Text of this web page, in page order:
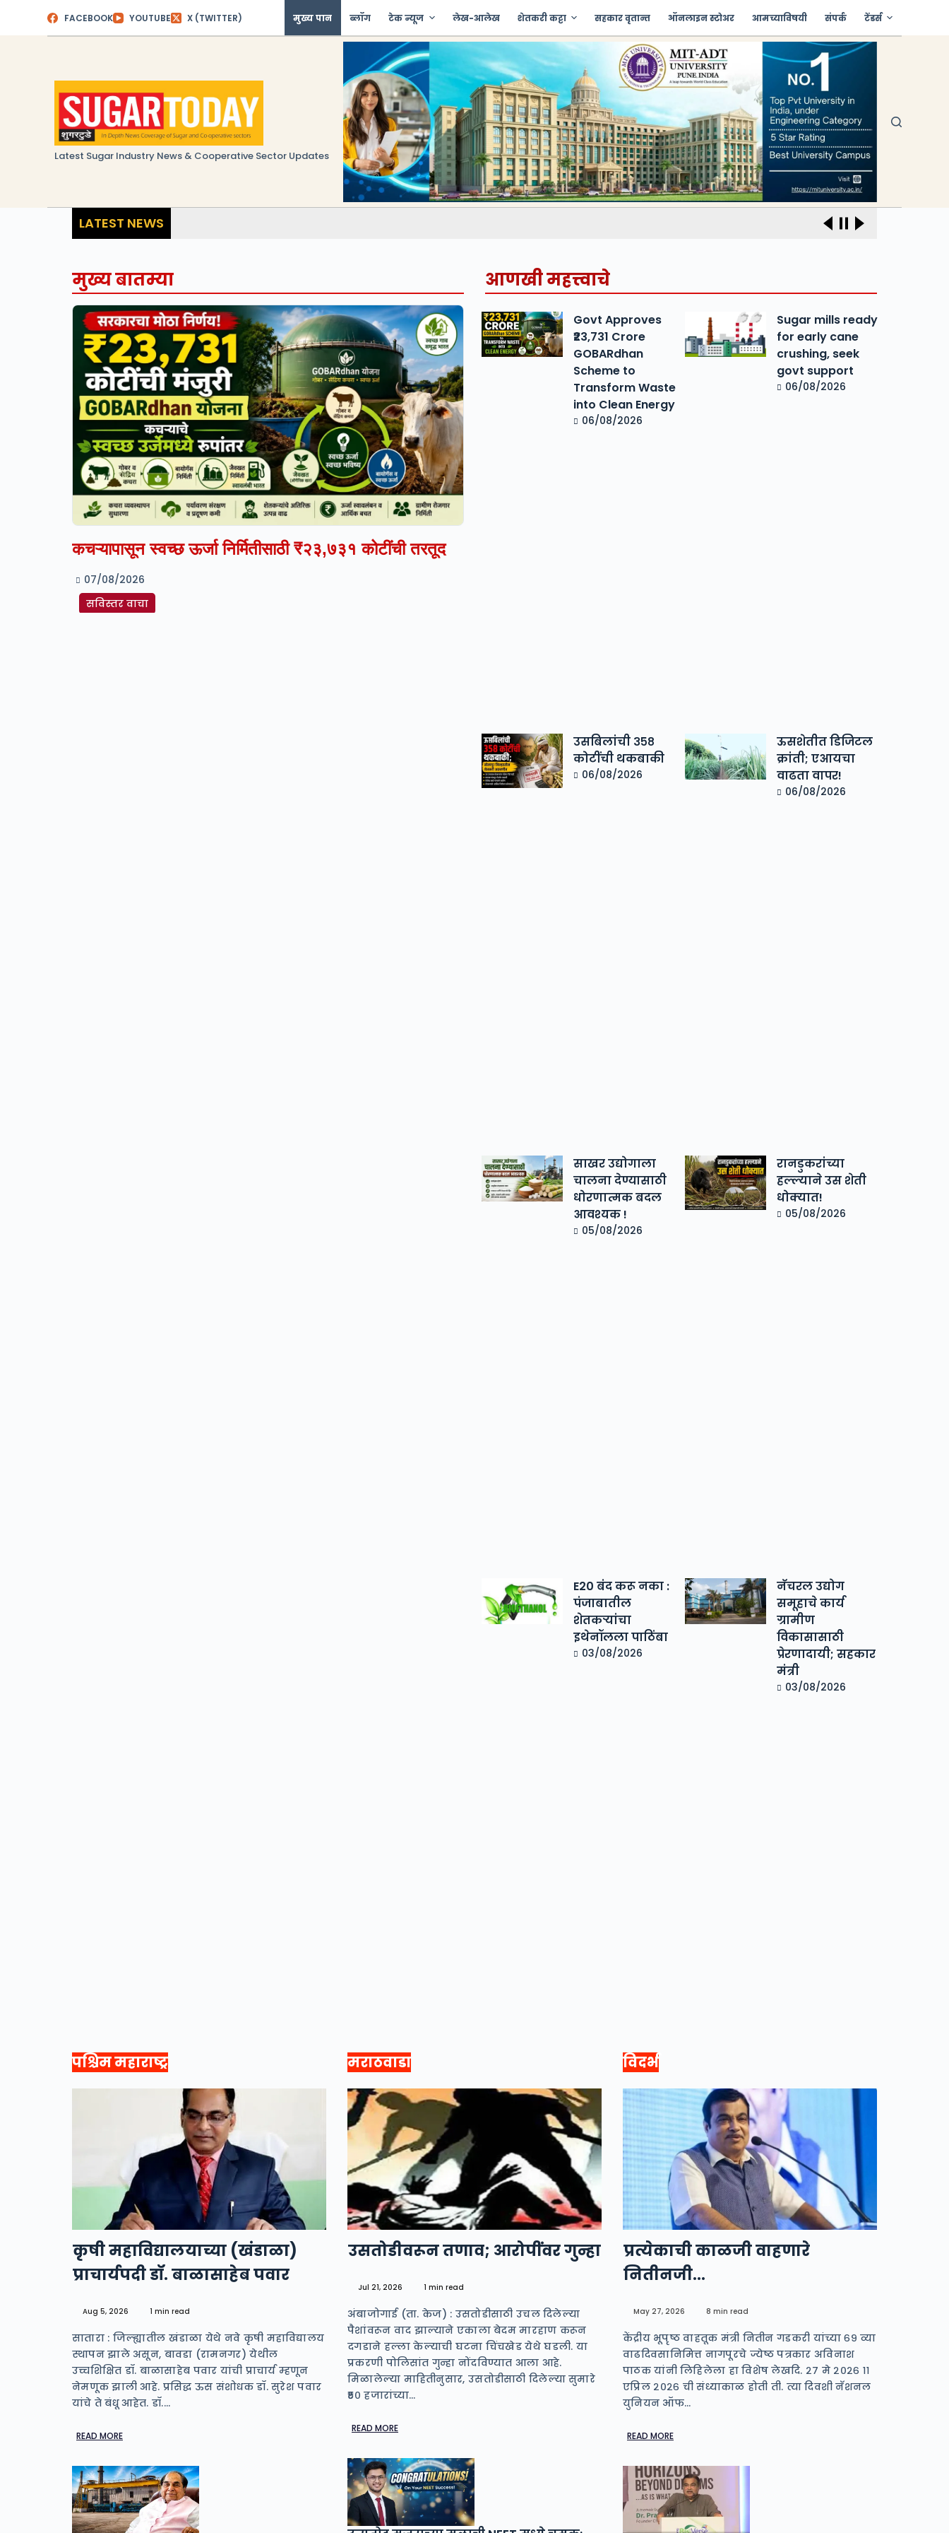
FACEBOOK YOUTUBE X (TWITTER) मुख्य पान ब्लॉग टेक न्यूज लेख-आलेख शेतकरी कट्टा सहकार वृतान्त ऑनलाइन स्टोअर आमच्याविषयी संपर्क टेंडर्स
Latest Sugar Industry News & Cooperative Sector Updates
LATEST NEWS
मुख्य बातम्या
कचऱ्यापासून स्वच्छ ऊर्जा निर्मितीसाठी ₹२३,७३१ कोटींची तरतूद
07/08/2026
सविस्तर वाचा
आणखी महत्त्वाचे
Govt Approves
₹23,731 Crore
GOBARdhan
Scheme to
Transform Waste
into Clean Energy
06/08/2026
Sugar mills ready
for early cane
crushing, seek
govt support
06/08/2026
उसबिलांची ३५८
कोटींची थकबाकी
06/08/2026
ऊसशेतीत डिजिटल
क्रांती; एआयचा
वाढता वापर!
06/08/2026
साखर उद्योगाला
चालना देण्यासाठी
धोरणात्मक बदल
आवश्यक !
05/08/2026
रानडुकरांच्या
हल्ल्याने उस शेती
धोक्यात!
05/08/2026
E20 बंद करू नका :
पंजाबातील
शेतकऱ्यांचा
इथेनॉलला पाठिंबा
03/08/2026
नॅचरल उद्योग
समूहाचे कार्य
ग्रामीण
विकासासाठी
प्रेरणादायी; सहकार
मंत्री
03/08/2026
पश्चिम महाराष्ट्र
कृषी महाविद्यालयाच्या (खंडाळा)
प्राचार्यपदी डॉ. बाळासाहेब पवार
Aug 5, 2026 1 min read
सातारा : जिल्ह्यातील खंडाळा येथे नवे कृषी महाविद्यालय
स्थापन झाले असून, बावडा (रामनगर) येथील
उच्चशिक्षित डॉ. बाळासाहेब पवार यांची प्राचार्य म्हणून
नेमणूक झाली आहे. प्रसिद्ध ऊस संशोधक डॉ. सुरेश पवार
यांचे ते बंधू आहेत. डॉ.…
READ MORE
मराठवाडा
उसतोडीवरून तणाव; आरोपींवर गुन्हा
Jul 21, 2026 1 min read
अंबाजोगाई (ता. केज) : उसतोडीसाठी उचल दिलेल्या
पैशांवरून वाद झाल्याने एकाला बेदम मारहाण करून
दगडाने हल्ला केल्याची घटना चिंचखेड येथे घडली. या
प्रकरणी पोलिसांत गुन्हा नोंदविण्यात आला आहे.
मिळालेल्या माहितीनुसार, उसतोडीसाठी दिलेल्या सुमारे
₹५० हजारांच्या…
READ MORE
विदर्भ
प्रत्येकाची काळजी वाहणारे
नितीनजी…
May 27, 2026 8 min read
केंद्रीय भूपृष्ठ वाहतूक मंत्री नितीन गडकरी यांच्या ६९ व्या
वाढदिवसानिमित्त नागपूरचे ज्येष्ठ पत्रकार अविनाश
पाठक यांनी लिहिलेला हा विशेष लेखदि. २७ मे २०२६ ११
एप्रिल २०२६ ची संध्याकाळ होती ती. त्या दिवशी नॅशनल
युनियन ऑफ…
READ MORE